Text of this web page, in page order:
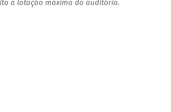
à lotação máxima do auditório.